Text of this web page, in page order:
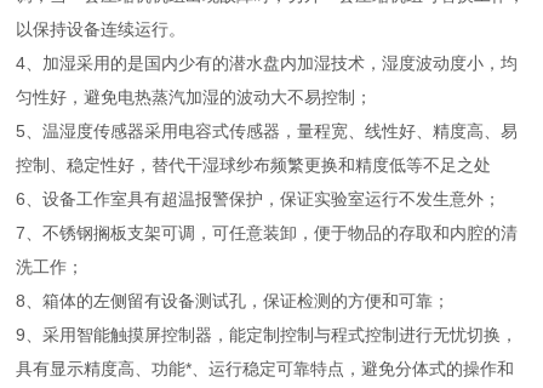
以保持设备连续运行。
4、加湿采用的是国内少有的潜水盘内加湿技术，湿度波动度小，均
匀性好，避免电热蒸汽加湿的波动大不易控制；
5、温湿度传感器采用电容式传感器，量程宽、线性好、精度高、易
控制、稳定性好，替代干湿球纱布频繁更换和精度低等不足之处
6、设备工作室具有超温报警保护，保证实验室运行不发生意外；
7、不锈钢搁板支架可调，可任意装卸，便于物品的存取和内腔的清
洗工作；
8、箱体的左侧留有设备测试孔，保证检测的方便和可靠；
9、采用智能触摸屏控制器，能定制控制与程式控制进行无忧切换，
具有显示精度高、功能*、运行稳定可靠特点，避免分体式的操作和